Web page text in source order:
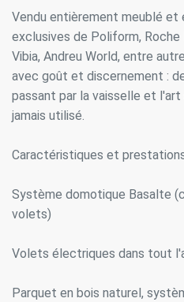
Vendu entièrement meublé et
exclusives de Poliform, Roche
Vibia, Andreu World, entre
avec goût et discernement :
passant par la vaisselle et
jamais utilisé.
Caractéristiques et
Système domotique Basalte
volets)
Volets électriques dans tout
Parquet en bois naturel,